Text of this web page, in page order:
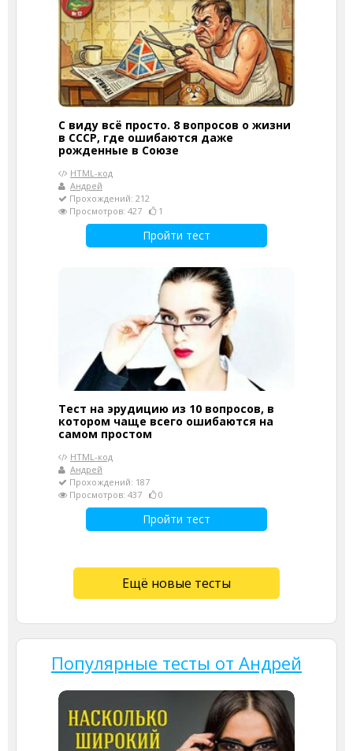
С виду всё просто. 8 вопросов о жизни
в СССР, где ошибаются даже
рожденные в Союзе
HTML-код
Андрей
Прохождений: 212
Просмотров: 427
1
Пройти тест
Тест на эрудицию из 10 вопросов, в
котором чаще всего ошибаются на
самом простом
HTML-код
Андрей
Прохождений: 187
Просмотров: 437
0
Пройти тест
Ещё новые тесты
Популярные тесты от Андрей